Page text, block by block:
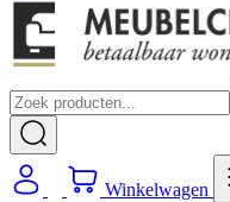
Winkelwagen